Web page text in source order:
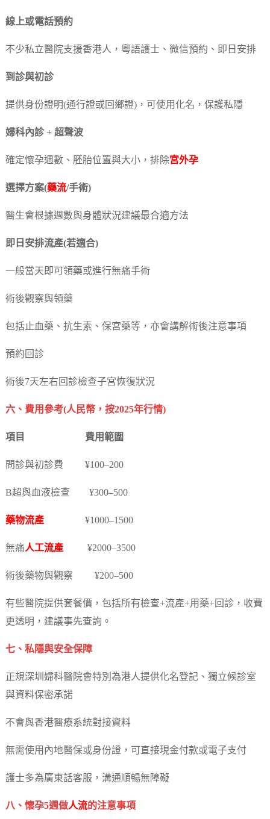
線上或電話預約
不少私立醫院支援香港人，粵語護士、微信預約、即日安排
到診與初診
提供身份證明(通行證或回鄉證)，可使用化名，保護私隱
婦科內診 + 超聲波
確定懷孕週數、胚胎位置與大小，排除宮外孕
選擇方案(藥流/手術)
醫生會根據週數與身體狀況建議最合適方法
即日安排流產(若適合)
一般當天即可領藥或進行無痛手術
術後觀察與領藥
包括止血藥、抗生素、保宮藥等，亦會講解術後注意事項
預約回診
術後7天左右回診檢查子宮恢復狀況
六、費用參考(人民幣，按2025年行情)
項目 費用範圍
問診與初診費 ¥100–200
B超與血液檢查 ¥300–500
藥物流產¥1000–1500
無痛人工流產¥2000–3500
術後藥物與觀察 ¥200–500
有些醫院提供套餐價，包括所有檢查+流產+用藥+回診，收費
更透明，建議事先查詢。
七、私隱與安全保障
正規深圳婦科醫院會特別為港人提供化名登記、獨立候診室
與資料保密承諾
不會與香港醫療系統對接資料
無需使用內地醫保或身份證，可直接現金付款或電子支付
護士多為廣東話客服，溝通順暢無障礙
八、懷孕5週做人流的注意事項